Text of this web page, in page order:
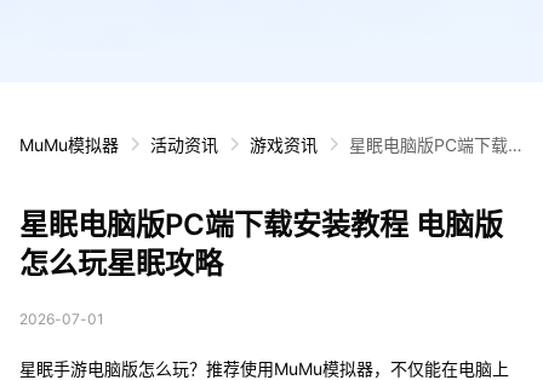
MuMu模拟器 活动资讯 游戏资讯
星眠电脑版PC端下载
星眠电脑版PC端下载安装教程 电脑版
怎么玩星眠攻略
2026-07-01
星眠手游电脑版怎么玩？推荐使用MuMu模拟器，不仅能在电脑上